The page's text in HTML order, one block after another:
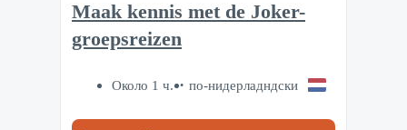
Maak kennis met de Joker-
groepsreizen
Около 1 ч. по-нидерладндски